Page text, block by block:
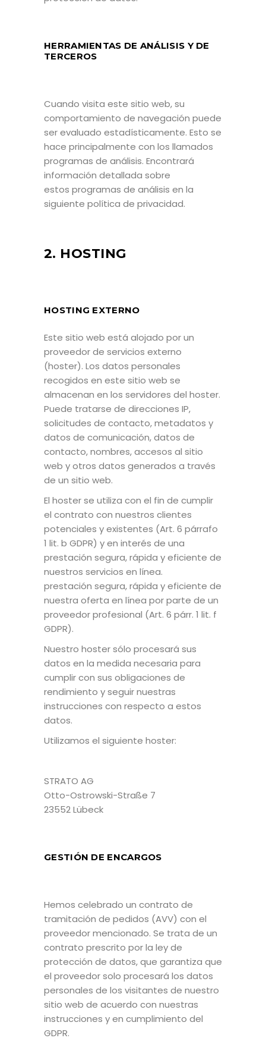
HERRAMIENTAS DE ANÁLISIS Y DE
TERCEROS
Cuando visita este sitio web, su
comportamiento de navegación puede
ser evaluado estadísticamente. Esto se
hace principalmente con los llamados
programas de análisis. Encontrará
información detallada sobre
estos programas de análisis en la
siguiente política de privacidad.
2. HOSTING
HOSTING EXTERNO
Este sitio web está alojado por un
proveedor de servicios externo
(hoster). Los datos personales
recogidos en este sitio web se
almacenan en los servidores del hoster.
Puede tratarse de direcciones IP,
solicitudes de contacto, metadatos y
datos de comunicación, datos de
contacto, nombres, accesos al sitio
web y otros datos generados a través
de un sitio web.
El hoster se utiliza con el fin de cumplir
el contrato con nuestros clientes
potenciales y existentes (Art. 6 párrafo
1 lit. b GDPR) y en interés de una
prestación segura, rápida y eficiente de
nuestros servicios en línea.
prestación segura, rápida y eficiente de
nuestra oferta en línea por parte de un
proveedor profesional (Art. 6 párr. 1 lit. f
GDPR).
Nuestro hoster sólo procesará sus
datos en la medida necesaria para
cumplir con sus obligaciones de
rendimiento y seguir nuestras
instrucciones con respecto a estos
datos.
Utilizamos el siguiente hoster:
STRATO AG
Otto-Ostrowski-Straße 7
23552 Lübeck
GESTIÓN DE ENCARGOS
Hemos celebrado un contrato de
tramitación de pedidos (AVV) con el
proveedor mencionado. Se trata de un
contrato prescrito por la ley de
protección de datos, que garantiza que
el proveedor solo procesará los datos
personales de los visitantes de nuestro
sitio web de acuerdo con nuestras
instrucciones y en cumplimiento del
GDPR.